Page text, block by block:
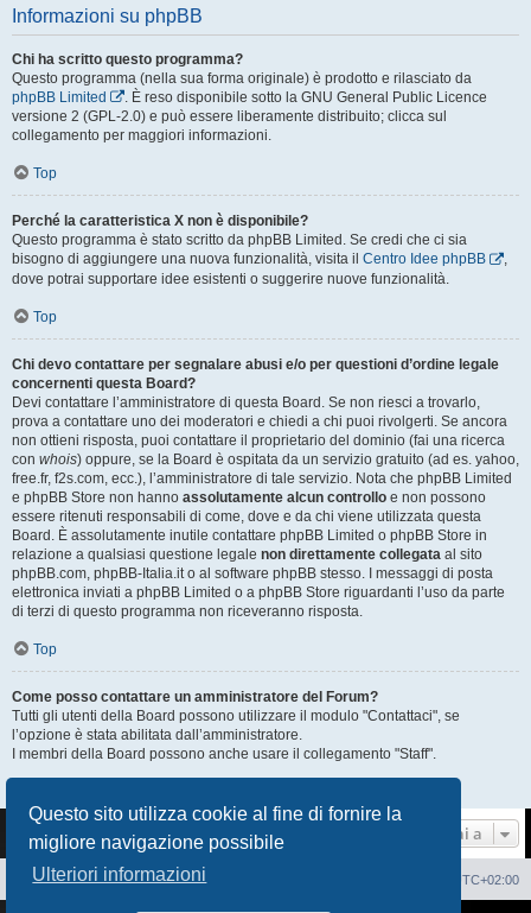
Questo sito utilizza cookie al fine di fornire la
migliore navigazione possibile
Ulteriori informazioni
Informazioni su phpBB
Chi ha scritto questo programma?
Questo programma (nella sua forma originale) è prodotto e rilasciato da
phpBB Limited
. È reso disponibile sotto la GNU General Public Licence
versione 2 (GPL-2.0) e può essere liberamente distribuito; clicca sul
collegamento per maggiori informazioni.
Top
Perché la caratteristica X non è disponibile?
Questo programma è stato scritto da phpBB Limited. Se credi che ci sia
bisogno di aggiungere una nuova funzionalità, visita il Centro Idee phpBB
,
dove potrai supportare idee esistenti o suggerire nuove funzionalità.
Top
Chi devo contattare per segnalare abusi e/o per questioni d’ordine legale
concernenti questa Board?
Devi contattare l’amministratore di questa Board. Se non riesci a trovarlo,
prova a contattare uno dei moderatori e chiedi a chi puoi rivolgerti. Se ancora
non ottieni risposta, puoi contattare il proprietario del dominio (fai una ricerca
con whois) oppure, se la Board è ospitata da un servizio gratuito (ad es. yahoo,
free.fr, f2s.com, ecc.), l’amministratore di tale servizio. Nota che phpBB Limited
e phpBB Store non hanno assolutamente alcun controllo e non possono
essere ritenuti responsabili di come, dove e da chi viene utilizzata questa
Board. È assolutamente inutile contattare phpBB Limited o phpBB Store in
relazione a qualsiasi questione legale non direttamente collegata al sito
phpBB.com, phpBB-Italia.it o al software phpBB stesso. I messaggi di posta
elettronica inviati a phpBB Limited o a phpBB Store riguardanti l’uso da parte
di terzi di questo programma non riceveranno risposta.
Top
Come posso contattare un amministratore del Forum?
Tutti gli utenti della Board possono utilizzare il modulo "Contattaci", se
l’opzione è stata abilitata dall’amministratore.
I membri della Board possono anche usare il collegamento "Staff".
Vai a
Sito Web Forum UTC+02:00